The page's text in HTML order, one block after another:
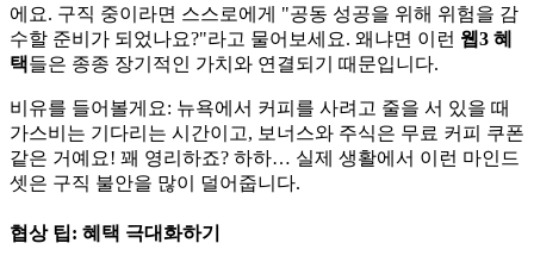
에요. 구직 중이라면 스스로에게 "공동 성공을 위해 위험을 감
수할 준비가 되었나요?"라고 물어보세요. 왜냐면 이런 웹3 혜
택들은 종종 장기적인 가치와 연결되기 때문입니다.
비유를 들어볼게요: 뉴욕에서 커피를 사려고 줄을 서 있을 때
가스비는 기다리는 시간이고, 보너스와 주식은 무료 커피 쿠폰
같은 거예요! 꽤 영리하죠? 하하… 실제 생활에서 이런 마인드
셋은 구직 불안을 많이 덜어줍니다.
협상 팁: 혜택 극대화하기